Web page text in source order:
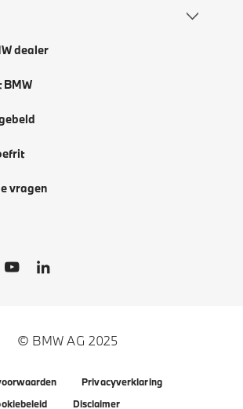
dealer
BMW
vragen
© BMW AG 2025
Privacyverklaring
Disclaimer